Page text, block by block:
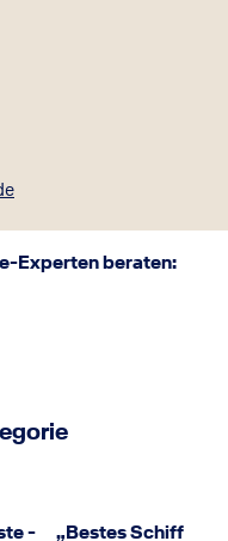
Experten beraten:
-
„Bestes Schiff